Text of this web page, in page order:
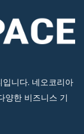
니다. 네오코리아
양한 비즈니스 기